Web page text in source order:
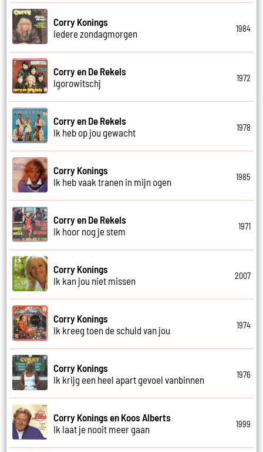
Corry Konings
Iedere zondagmorgen
1984
Corry en De Rekels
Igorowitschj
1972
Corry en De Rekels
Ik heb op jou gewacht
1978
Corry Konings
Ik heb vaak tranen in mijn ogen
1985
Corry en De Rekels
Ik hoor nog je stem
1971
Corry Konings
Ik kan jou niet missen
2007
Corry Konings
Ik kreeg toen de schuld van jou
1974
Corry Konings
Ik krijg een heel apart gevoel vanbinnen
1976
Corry Konings en Koos Alberts
Ik laat je nooit meer gaan
1999